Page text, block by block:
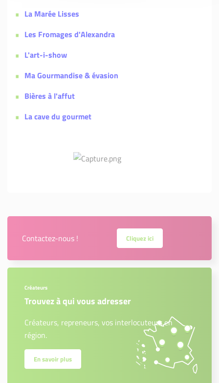
La Marée Lisses
Les Fromages d'Alexandra
L'art-i-show
Ma Gourmandise & évasion
Bières à l'affut
La cave du gourmet
Contactez-nous ! Cliquez ici
Créateurs
Trouvez à qui vous adresser
Créateurs, repreneurs, vos interlocuteurs en
région.
En savoir plus